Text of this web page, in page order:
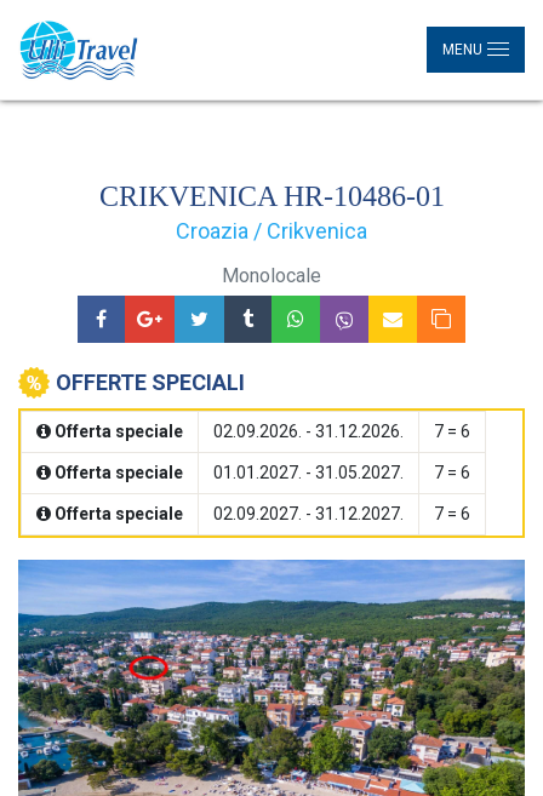
MENU
CRIKVENICA HR-10486-01
Croazia / Crikvenica
Monolocale
OFFERTE SPECIALI
Offerta speciale 02.09.2026. - 31.12.2026. 7 = 6
Offerta speciale 01.01.2027. - 31.05.2027. 7 = 6
Offerta speciale 02.09.2027. - 31.12.2027. 7 = 6